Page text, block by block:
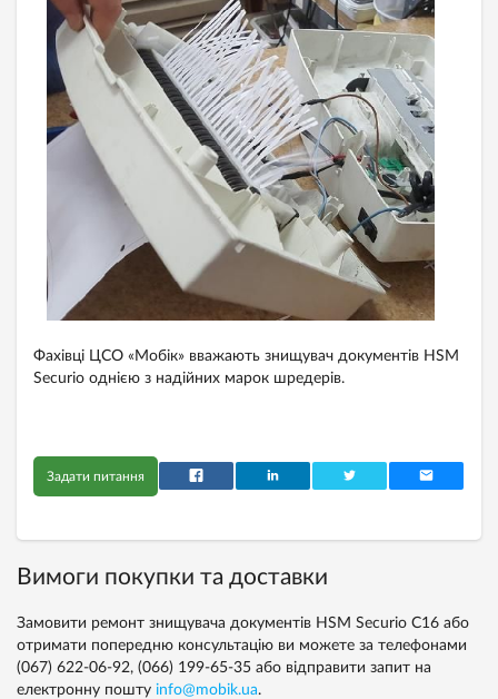
Фахівці ЦСО «Мобік» вважають знищувач документів HSM
Securio однією з надійних марок шредерів.
Задати питання
Вимоги покупки та доставки
Замовити ремонт знищувача документів HSM Securio C16 або
отримати попередню консультацію ви можете за телефонами
(067) 622-06-92, (066) 199-65-35 або відправити запит на
електронну пошту info@mobik.ua.